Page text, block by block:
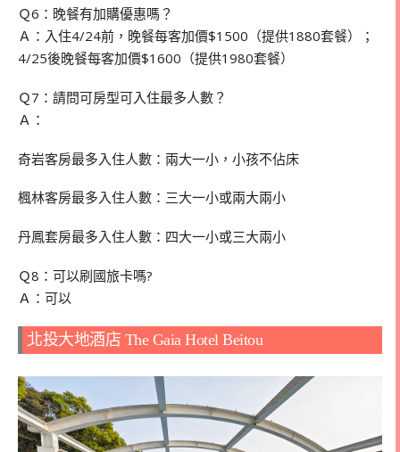
Ｑ6：晚餐有加購優惠嗎？
Ａ：入住4/24前，晚餐每客加價$1500（提供1880套餐）；
4/25後晚餐每客加價$1600（提供1980套餐）
Ｑ7：請問可房型可入住最多人數？
Ａ：
奇岩客房最多入住人數：兩大一小，小孩不佔床
楓林客房最多入住人數：三大一小或兩大兩小
丹鳳套房最多入住人數：四大一小或三大兩小
Ｑ8：可以刷國旅卡嗎?
Ａ：可以
北投大地酒店 The Gaia Hotel Beitou